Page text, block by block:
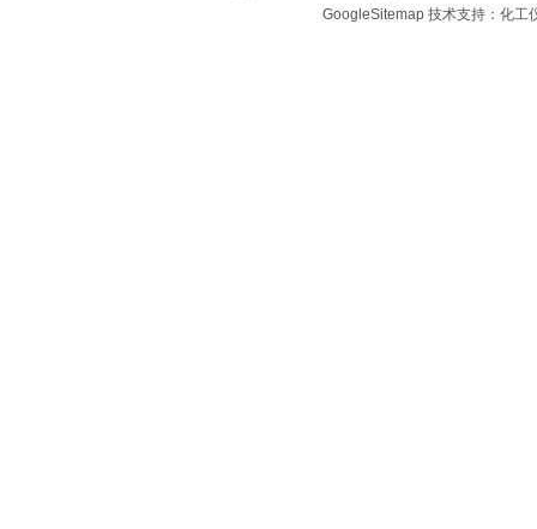
GoogleSitemap技术支持：化工